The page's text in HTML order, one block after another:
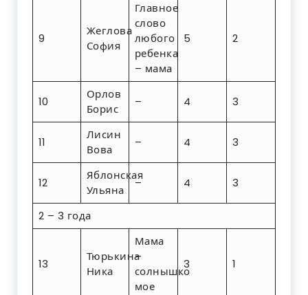
9
Жеглова
София
Главное
слово
любого
ребенка
– мама
5 2
10
Орлов
Борис
– 4 3
11
Лисин
Вова
– 4 3
12
Яблонская
Ульяна
– 4 3
2 – 3 года
13
Тюрькина
Ника
Мама
–
солнышко
мое
3 1